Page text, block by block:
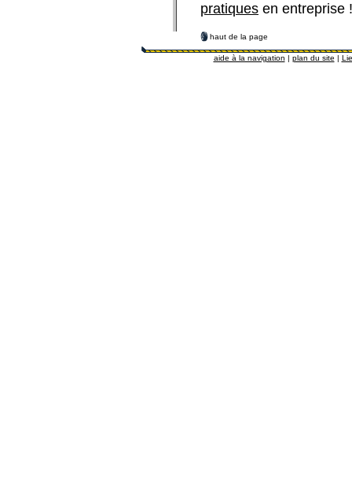
pratiques en entreprise !
haut de la page
aide à la navigation | plan du site |